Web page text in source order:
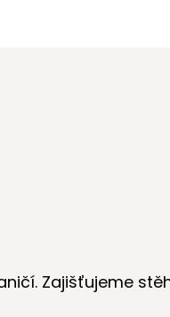
Zajišťujeme